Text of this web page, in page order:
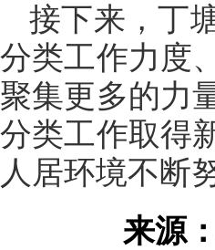
接下来，丁
分类工作力度
聚集更多的力
分类工作取得
人居环境不断
来源